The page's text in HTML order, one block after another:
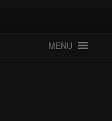
MENU